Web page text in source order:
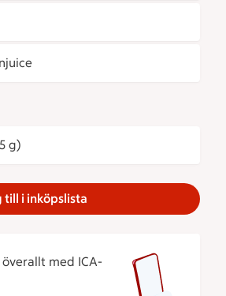
g)
till i inköpslista
med ICA-